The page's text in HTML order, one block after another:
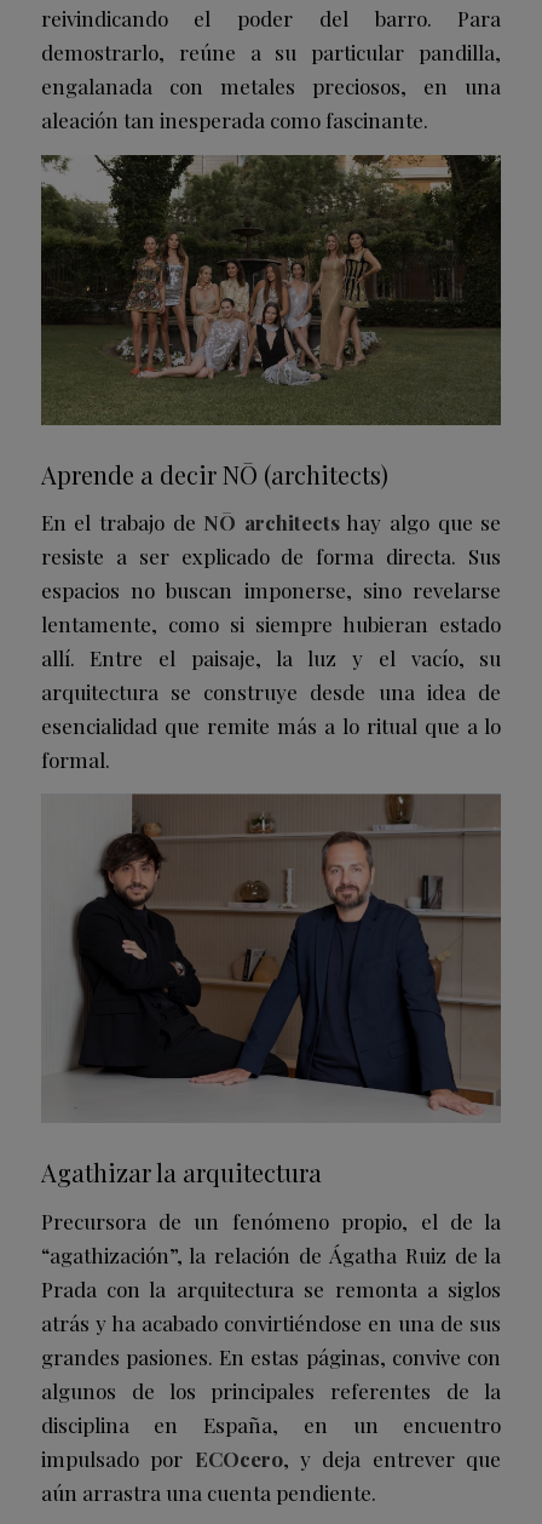
reivindicando el poder del barro.
Para
demostrarlo, reúne a su particular pandilla,
engalanada con metales preciosos, en una
aleación tan inesperada como fascinante.
Aprende a decir NŌ (architects)
En el trabajo de NŌ architectshay algo que se
resiste a ser explicado de forma directa. Sus
espacios no buscan imponerse, sino revelarse
lentamente, como si siempre hubieran estado
allí. Entre el paisaje, la luz y el vacío, su
arquitectura se construye desde una idea de
esencialidad que remite más a lo ritual que a lo
formal.
Agathizar la arquitectura
Precursora de un fenómeno propio, el de la
“agathización”, la relación de Ágatha Ruiz de la
Prada con la arquitectura se remonta a siglos
atrás y ha acabado convirtiéndose en una de sus
grandes pasiones. En estas páginas, convive con
algunos de los principales referentes de la
disciplina en España, en un encuentro
impulsado por ECOcero, y deja entrever que
aún arrastra una cuenta pendiente.